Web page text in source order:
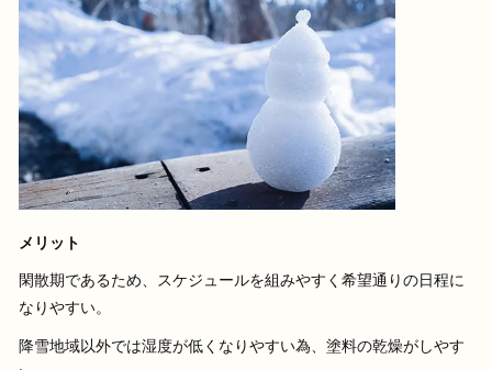
メリット
閑散期であるため、スケジュールを組みやすく希望通りの日程に
なりやすい。
降雪地域以外では湿度が低くなりやすい為、塗料の乾燥がしやす